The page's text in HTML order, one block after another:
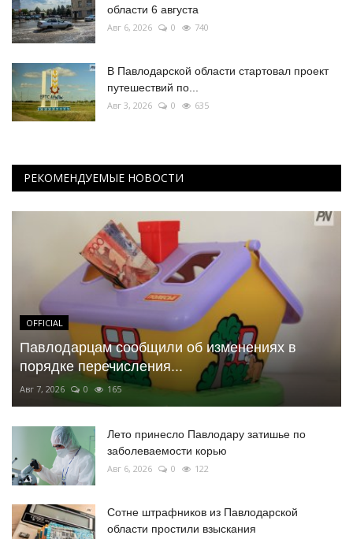
области 6 августа
Авг 6, 2026 0 740
В Павлодарской области стартовал проект
путешествий по...
Авг 3, 2026 0 635
РЕКОМЕНДУЕМЫЕ НОВОСТИ
OFFICIAL
Павлодарцам сообщили об изменениях в
порядке перечисления...
Авг 7, 2026 0 165
Лето принесло Павлодару затишье по
заболеваемости корью
Авг 6, 2026 0 122
Сотне штрафников из Павлодарской
области простили взыскания